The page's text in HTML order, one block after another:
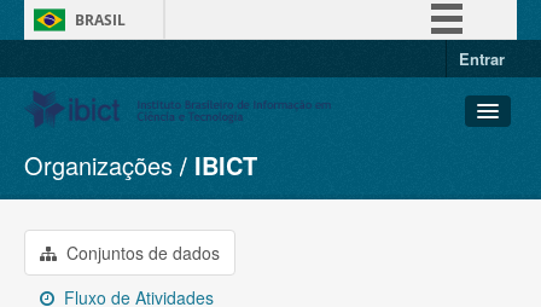
BRASIL
Entrar
Conjuntos de dados
Organizações
Grupos
Sobre
Organizações IBICT
Conjuntos de dados
Fluxo de Atividades